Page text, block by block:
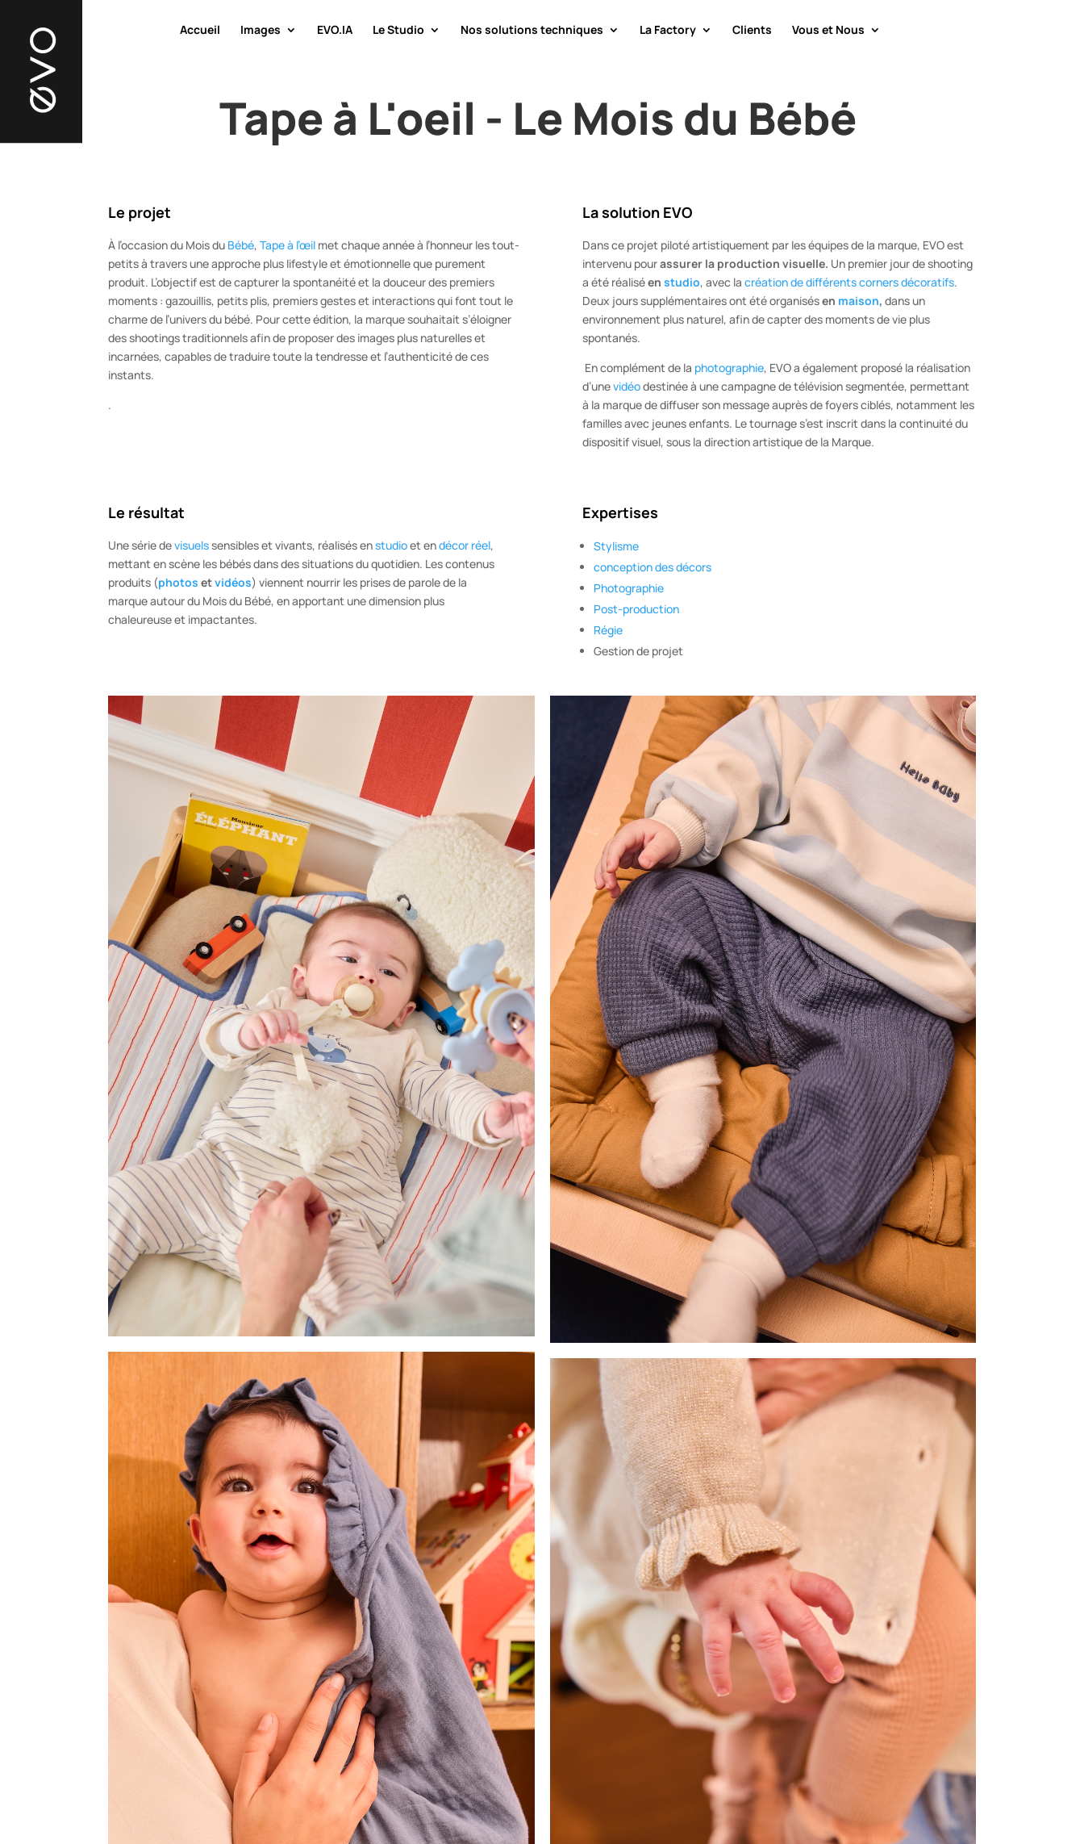
Accueil Images EVO.IA Le Studio Nos solutions techniques La Factory Clients Vous et Nous
Tape à L'oeil - Le Mois du Bébé
Le projet
À l’occasion du Mois du Bébé, Tape à l’œil met chaque année à l’honneur les tout-
petits à travers une approche plus lifestyle et émotionnelle que purement
produit. L’objectif est de capturer la spontanéité et la douceur des premiers
moments : gazouillis, petits plis, premiers gestes et interactions qui font tout le
charme de l’univers du bébé. Pour cette édition, la marque souhaitait s’éloigner
des shootings traditionnels afin de proposer des images plus naturelles et
incarnées, capables de traduire toute la tendresse et l’authenticité de ces
instants.
.
La solution EVO
Dans ce projet piloté artistiquement par les équipes de la marque, EVO est
intervenu pourassurer la production visuelle. Un premier jour de shooting
a été réaliséen studio, avec la création de différents corners décoratifs.
Deux jours supplémentaires ont été organisésen maison, dans un
environnement plus naturel, afin de capter des moments de vie plus
spontanés.
En complément de la photographie, EVO a également proposé la réalisation
d’unevidéodestinée à une campagne de télévision segmentée, permettant
à la marque de diffuser son message auprès de foyers ciblés, notamment les
familles avec jeunes enfants. Le tournage s’est inscrit dans la continuité du
dispositif visuel, sous la direction artistique de la Marque.
Le résultat
Une série devisuelssensibles et vivants, réalisés enstudioet endécor réel,
mettant en scène les bébés dans des situations du quotidien. Les contenus
produits (photos etvidéos)viennent nourrir les prises de parole de la
marque autour du Mois du Bébé, en apportant une dimension plus
chaleureuse et impactantes.
Expertises
Stylisme
conception des décors
Photographie
Post-production
Régie
Gestion de projet